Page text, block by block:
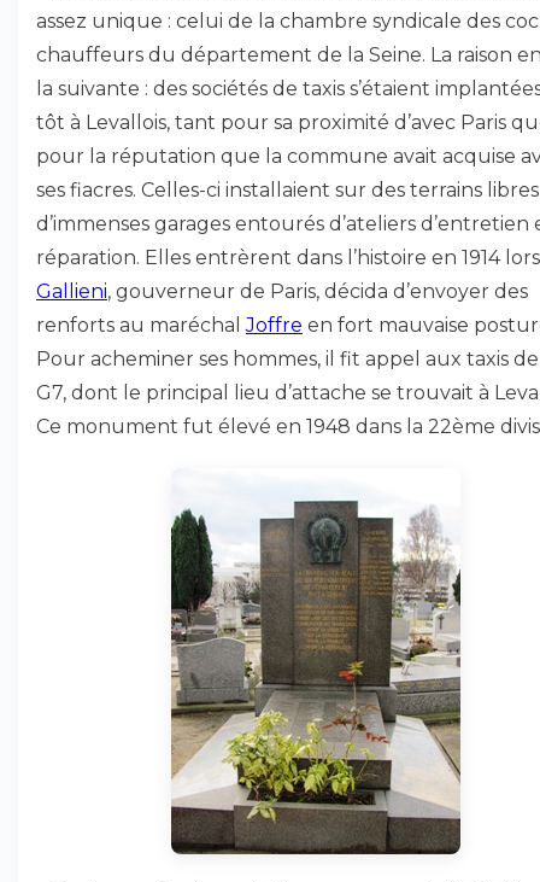
assez unique : celui de la chambre syndicale des
chauffeurs du département de la Seine. La raison
la suivante : des sociétés de taxis s’étaient
tôt à Levallois, tant pour sa proximité d’avec Paris
pour la réputation que la commune avait acquise
ses fiacres. Celles-ci installaient sur des terrains libres
d’immenses garages entourés d’ateliers d’entretien
réparation. Elles entrèrent dans l’histoire en 1914
Gallieni, gouverneur de Paris, décida d’envoyer des
renforts au maréchalJoffre en fort mauvaise
Pour acheminer ses hommes, il fit appel aux taxis
G7, dont le principal lieu d’attache se trouvait à
Ce monument fut élevé en 1948 dans la 22ème